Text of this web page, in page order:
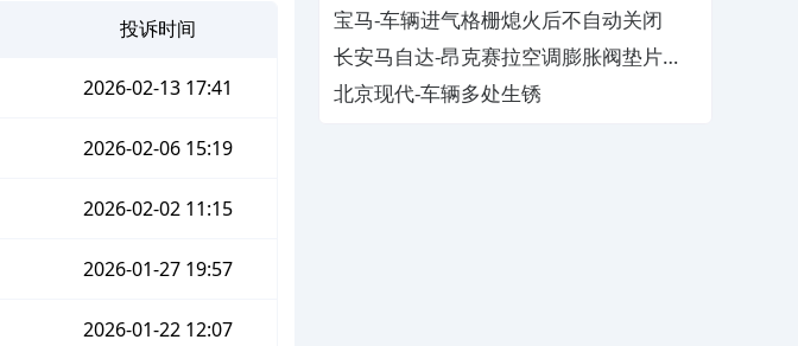
投诉时间
2026-02-13 17:41
2026-02-06 15:19
2026-02-02 11:15
2026-01-27 19:57
2026-01-22 12:07
置与功能
宝马-车辆进气格栅熄火后不自动关闭
长安马自达-昂克赛拉空调膨胀阀垫片生
锈
北京现代-车辆多处生锈